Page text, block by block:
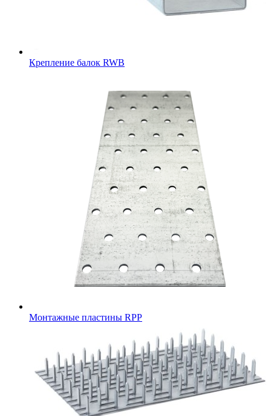
Крепление балок RWB
Монтажные пластины RPP